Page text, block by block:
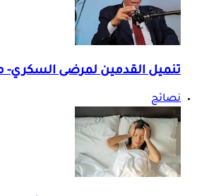
تنميل القدمين لمرضى السكري-
نصائح